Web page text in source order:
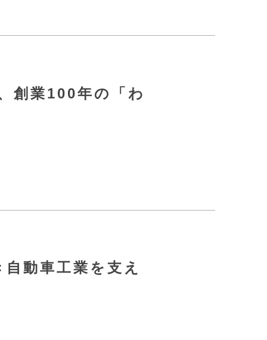
創業100年の「わ
動車工業を支え